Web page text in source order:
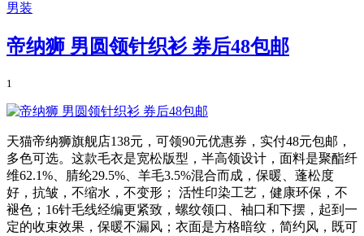
男装
帝纳狮 男圆领针织衫 券后48包邮
1
天猫帝纳狮旗舰店138元，可领90元优惠券，实付48元包邮，
多色可选。这款毛衣是宽松版型，半高领设计，面料是聚酯纤
维62.1%、腈纶29.5%、羊毛3.5%混合而成，保暖、蓬松度
好，抗皱，不缩水，不变形； 活性印染工艺，健康环保，不
褪色；16针毛线经编更紧致，螺纹领口、袖口和下摆，起到一
定的收束效果，保暖不漏风；衣面是方格暗纹，简约风，既可